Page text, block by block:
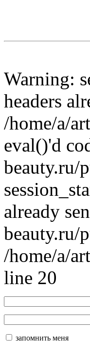
Warning:
headers
/home/a/
eval()'d
beauty.ru/
already
beauty.ru/
/home/a/
line 20
запомнить меня